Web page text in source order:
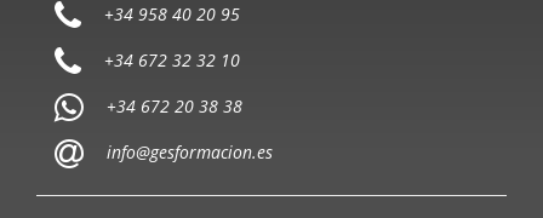
+34 958 40 20 95
+34 672 32 32 10
+34 672 20 38 38
info@gesformacion.es